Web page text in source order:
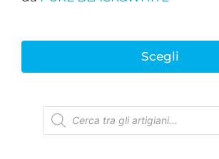
Scegli
Ricerca
prodotti